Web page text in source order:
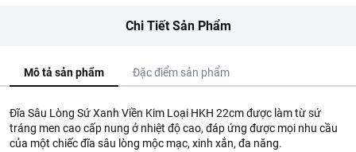
Chi Tiết Sản Phẩm
Mô tả sản phẩm Đặc điểm sản phẩm
Đĩa Sâu Lòng Sứ Xanh Viền Kim Loại HKH 22cm được làm từ sứ
tráng men cao cấp nung ở nhiệt độ cao, đáp ứng được mọi nhu cầu
của một chiếc đĩa sâu lòng mộc mạc, xinh xắn, đa năng.